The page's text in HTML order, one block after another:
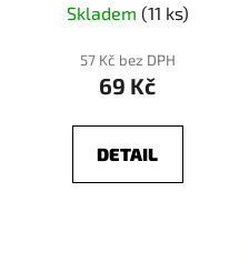
Skladem (11 ks)
57 Kč bez DPH
69 Kč
DETAIL